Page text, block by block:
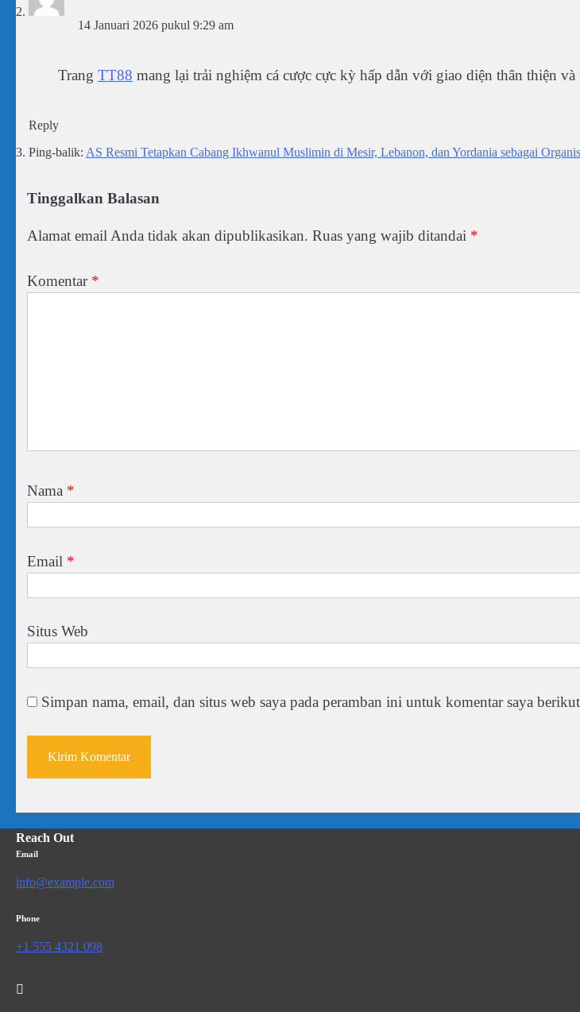
14 Januari 2026 pukul 9:29 am
Trang TT88 mang lại trải nghiệm cá cược cực kỳ hấp dẫn với giao diện thân thiện
Reply
Ping-balik: AS Resmi Tetapkan Cabang Ikhwanul Muslimin di Mesir, Lebanon, dan Yordania sebagai
Tinggalkan Balasan
Alamat email Anda tidak akan dipublikasikan. Ruas yang wajib ditandai *
Komentar *
Nama *
Email *
Situs Web
Simpan nama, email, dan situs web saya pada peramban ini untuk komentar saya
Reach Out
Email
info@example.com
Phone
+1 555 4321 098